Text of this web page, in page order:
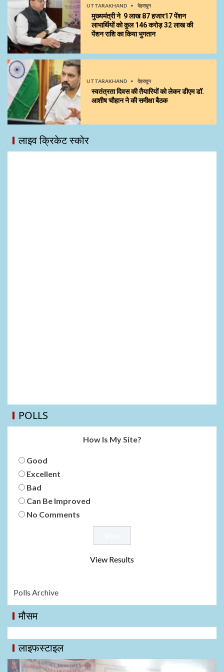
UTTARAKHAND देहरादून
मुख्यमंत्री ने 9 लाख 87 हजार17 पेंशन
लाभार्थियों को कुल ₹146 करोड़ 32 लाख की
पेंशन राशि का किया भुगतान
UTTARAKHAND देहरादून
स्वतंत्रता दिवस की तैयारियों को लेकर डीएम डॉ.
आशीष चौहान ने की समीक्षा बैठक
लाइव क्रिकेट स्कोर
POLLS
How Is My Site?
Good
Excellent
Bad
Can Be Improved
No Comments
View Results
Polls Archive
मौसम
लाइफस्टाइल